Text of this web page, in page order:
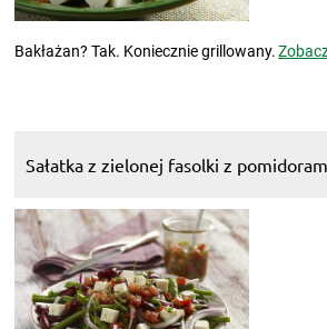
Bakłażan? Tak. Koniecznie grillowany.
Sałatka z zielonej fasolki z